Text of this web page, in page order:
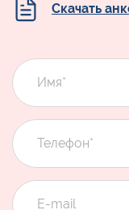
Скачать